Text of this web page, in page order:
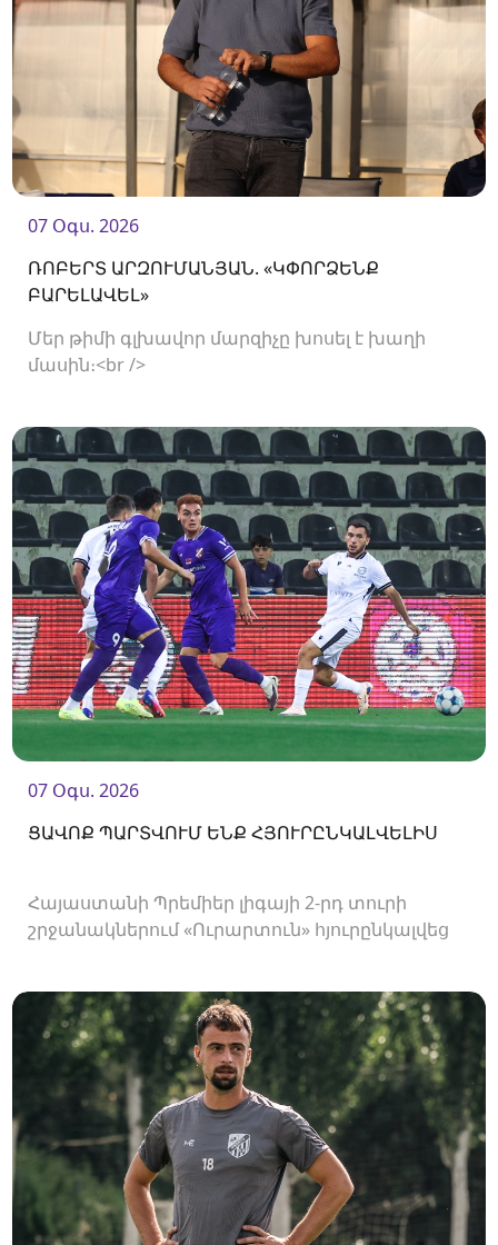
07 Օգս. 2026
ՌՈԲԵՐՏ ԱՐԶՈՒՄԱՆՅԱՆ. «ԿՓՈՐՁԵՆՔ
ԲԱՐԵԼԱՎԵԼ»
Մեր թիմի գլխավոր մարզիչը խոսել է խաղի
մասին։<br />
07 Օգս. 2026
ՑԱՎՈՔ ՊԱՐՏՎՈՒՄ ԵՆՔ ՀՅՈՒՐԸՆԿԱԼՎԵԼԻՍ
Հայաստանի Պրեմիեր լիգայի 2-րդ տուրի
շրջանակներում «Ուրարտուն» հյուրընկալվեց